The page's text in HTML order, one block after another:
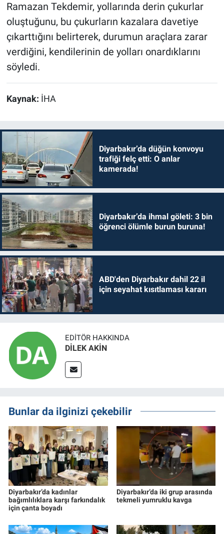
Ramazan Tekdemir, yollarında derin çukurlar
oluştuğunu, bu çukurların kazalara davetiye
çıkarttığını belirterek, durumun araçlara zarar
verdiğini, kendilerinin de yolları onardıklarını
söyledi.
Kaynak: İHA
Diyarbakır’da düğün konvoyu
trafiği felç etti: O anlar
kamerada!
Diyarbakır’da ihmal göleti: 3 bin
öğrenci ölümle burun buruna!
ABD'den Diyarbakır dahil 22 il
için seyahat kısıtlaması kararı
EDITÖR HAKKINDA
DİLEK AKİN
Bunlar da ilginizi çekebilir
Diyarbakır’da kadınlar
bağımlılıklara karşı farkındalık
için çanta boyadı
Diyarbakır’da iki grup arasında
tekmeli yumruklu kavga